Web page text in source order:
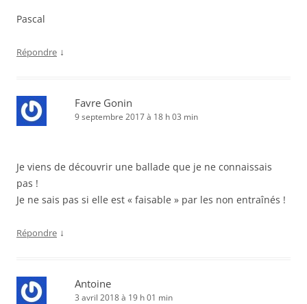
Pascal
Répondre ↓
Favre Gonin
9 septembre 2017 à 18 h 03 min
Je viens de découvrir une ballade que je ne connaissais
pas !
Je ne sais pas si elle est « faisable » par les non entraînés !
Répondre ↓
Antoine
3 avril 2018 à 19 h 01 min